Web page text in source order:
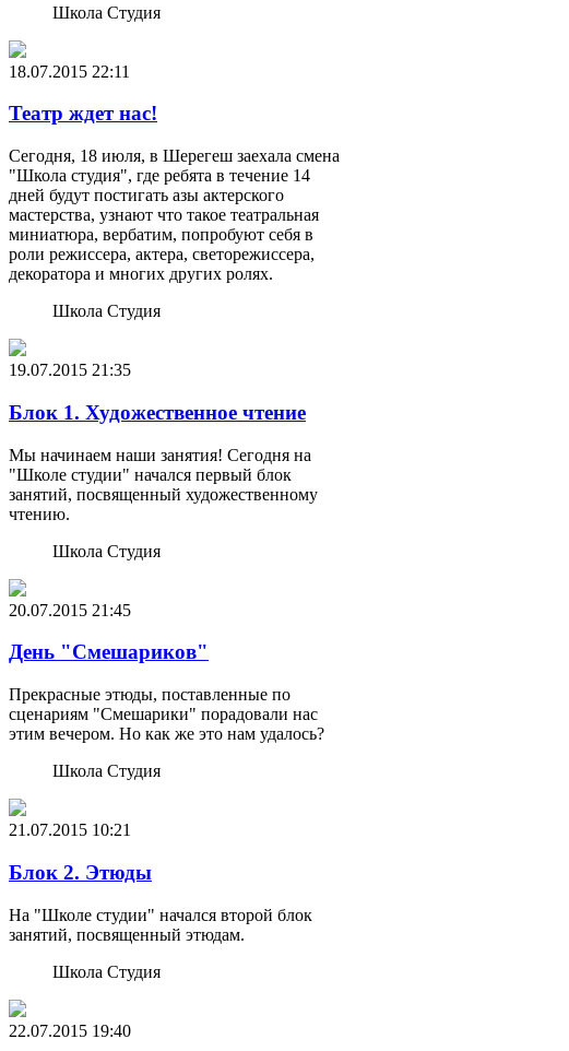
Школа Студия
18.07.2015 22:11
Театр ждет нас!
Сегодня, 18 июля, в Шерегеш заехала смена
"Школа студия", где ребята в течение 14
дней будут постигать азы актерского
мастерства, узнают что такое театральная
миниатюра, вербатим, попробуют себя в
роли режиссера, актера, светорежиссера,
декоратора и многих других ролях.
Школа Студия
19.07.2015 21:35
Блок 1. Художественное чтение
Мы начинаем наши занятия! Сегодня на
"Школе студии" начался первый блок
занятий, посвященный художественному
чтению.
Школа Студия
20.07.2015 21:45
День "Смешариков"
Прекрасные этюды, поставленные по
сценариям "Смешарики" порадовали нас
этим вечером. Но как же это нам удалось?
Школа Студия
21.07.2015 10:21
Блок 2. Этюды
На "Школе студии" начался второй блок
занятий, посвященный этюдам.
Школа Студия
22.07.2015 19:40